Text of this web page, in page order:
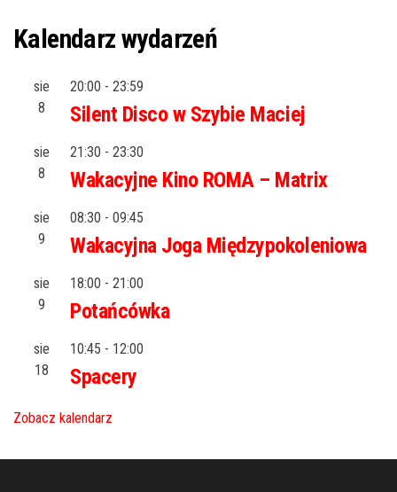
Kalendarz wydarzeń
sie
8
20:00 - 23:59
Silent Disco w Szybie Maciej
sie
8
21:30 - 23:30
Wakacyjne Kino ROMA – Matrix
sie
9
08:30 - 09:45
Wakacyjna Joga Międzypokoleniowa
sie
9
18:00 - 21:00
Potańcówka
sie
18
10:45 - 12:00
Spacery
Zobacz kalendarz